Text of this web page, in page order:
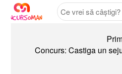
Prima
Concurs: Castiga un sejur